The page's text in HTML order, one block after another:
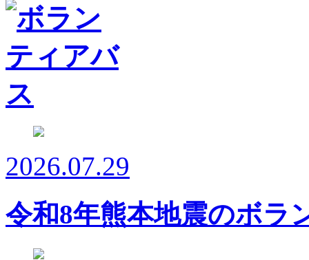
2026.07.29
令和8年熊本地震のボラ